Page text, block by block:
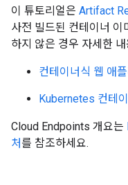
이 튜토리얼은 Artifact
사전 빌드된 컨테이너 이
하지 않은 경우 자세한
컨테이너식 웹 애
Kubernetes 컨테
Cloud Endpoints 개요는
처를 참조하세요.